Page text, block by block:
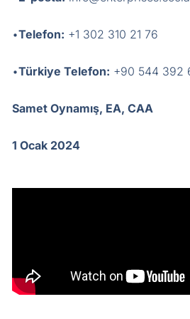
•Telefon: +1 302 310 21 76
•Türkiye Telefon: +90 544 392
Samet Oynamış, EA, CAA
1 Ocak 2024